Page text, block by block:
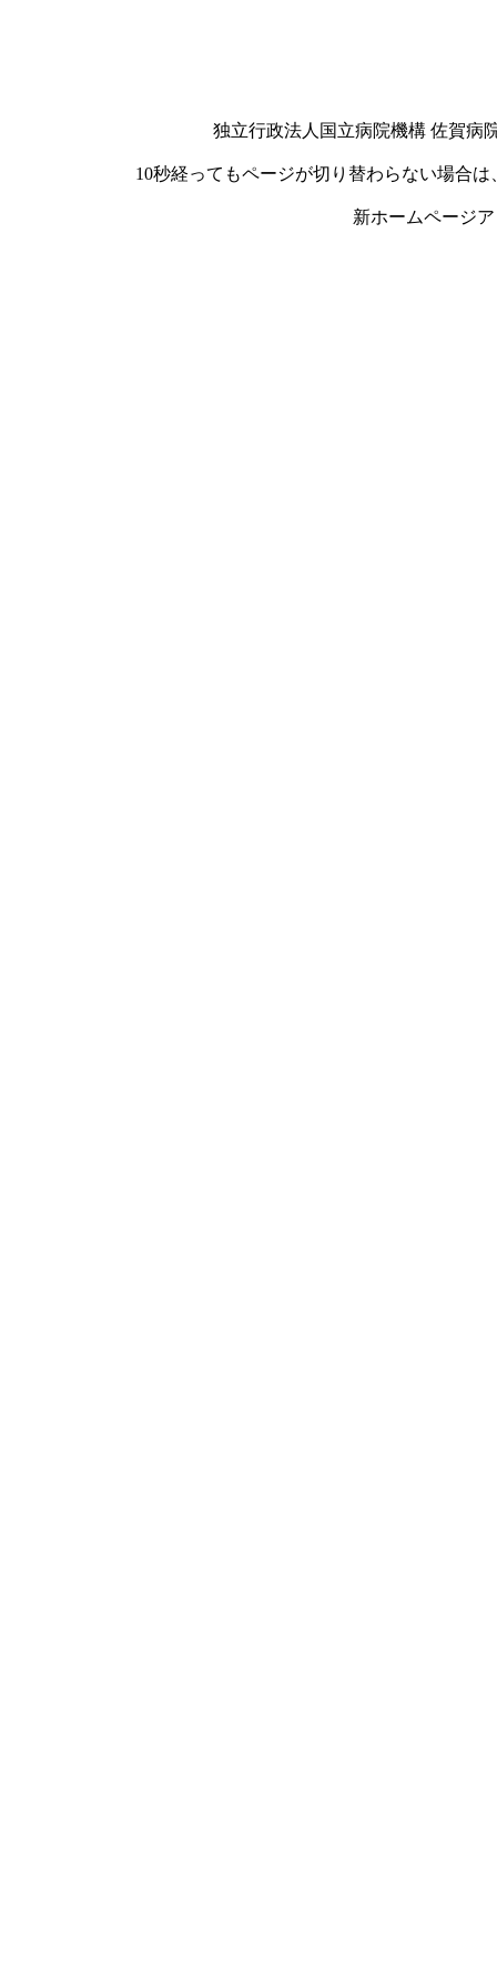
独立行政法人国立病院機構 佐賀病
10秒経ってもページが切り替わらない場合
新ホームページ